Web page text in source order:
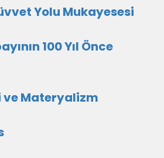
Yolu Mukayesesi
100 Yıl Önce
ve Materyalizm